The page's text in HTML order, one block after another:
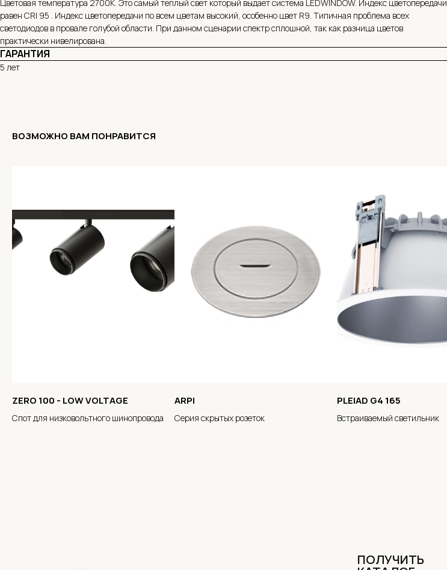
Цветовая температура 2700К. Это самый теплый свет который выдает система LEDWINDOW. Индекс цветопередачи
равен CRI 95 . Индекс цветопередачи по всем цветам высокий, особенно цвет R9. Типичная проблема всех
светодиодов в провале голубой области. При данном сценарии спектр сплошной, так как разница цветов
практически нивелирована.
ГАРАНТИЯ
5 лет
ВОЗМОЖНО ВАМ ПОНРАВИТСЯ
ZERO 100 - LOW VOLTAGE
Спот для низковольтного шинопровода
ARPI
Серия скрытых розеток
PLEIAD G4 165
Встраиваемый светильник
ПОЛУЧИТЬ